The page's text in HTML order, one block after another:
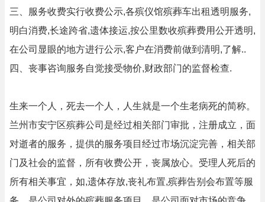
三、服务收费实行收费公示,各殡仪馆殡葬车出租透明服务,
明白消费,长途跨省,遗体接运,按公里数收殡葬费用公开透明,
在公司显眼的地方进行公示,客户在消费前做到清明,了解..
四、丧事咨询服务自觉接受物价,财政部门的监督检查.
生来一个人，死去一个人，人生就是一个生老病死的简称。
兰州市安宁区殡葬公司是经过相关部门审批，注册成立，面
对逝者的服务，提供的服务项目经过市场沉淀完善，相关部
门及社会的监督，所有收费公开，丧属放心。受理人死后的
所有相关事宜，如,遗体存放,丧礼布置,殡葬告别会布置等服